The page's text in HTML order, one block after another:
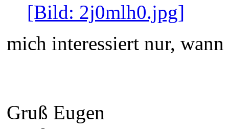
[Bild: 2j0mlh0.jpg]
mich interessiert nur,
Gruß Eugen